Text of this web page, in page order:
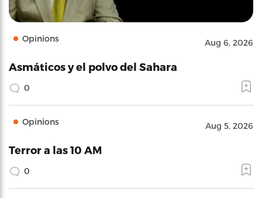
Opinions Aug 6, 2026
Asmáticos y el polvo del Sahara
0
Opinions Aug 5, 2026
Terror a las 10 AM
0